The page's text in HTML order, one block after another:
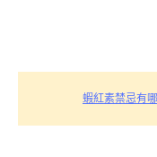
蝦紅素禁忌有